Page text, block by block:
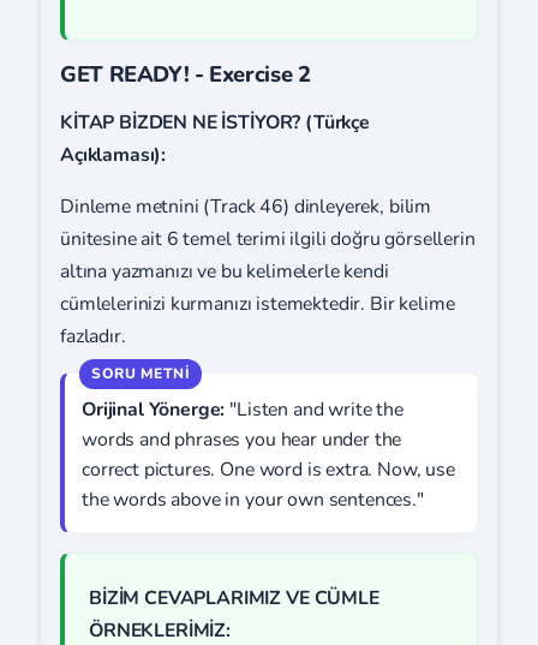
GET READY! - Exercise 2
KİTAP BİZDEN NE İSTİYOR? (Türkçe
Açıklaması):
Dinleme metnini (Track 46) dinleyerek, bilim
ünitesine ait 6 temel terimi ilgili doğru görsellerin
altına yazmanızı ve bu kelimelerle kendi
cümlelerinizi kurmanızı istemektedir. Bir kelime
fazladır.
Orijinal Yönerge: "Listen and write the
words and phrases you hear under the
correct pictures. One word is extra. Now, use
the words above in your own sentences."
BİZİM CEVAPLARIMIZ VE CÜMLE
ÖRNEKLERİMİZ: